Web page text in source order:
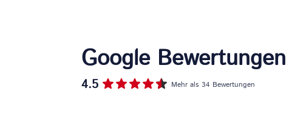
Google Bewertungen
4.5 Mehr als 34 Bewertungen